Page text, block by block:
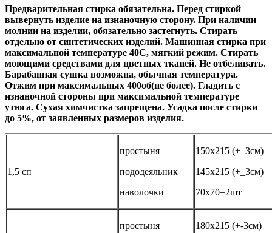
Предварительная стирка обязательна. Перед стиркой
вывернуть изделие на изнаночную сторону. При наличии
молнии на изделии, обязательно застегнуть. Стирать
отдельно от синтетических изделий. Машинная стирка при
максимальной температуре 40С, мягкий режим. Стирать
моющими средствами для цветных тканей. Не отбеливать.
Барабанная сушка возможна, обычная температура.
Отжим при максимальных 400об(не более). Гладить с
изнаночной стороны при максимальной температуре
утюга. Сухая химчистка запрещена. Усадка после стирки
до 5%, от заявленных размеров изделия.
1,5 сп
простыня
пододеяльник
наволочки
150х215 (+_3см)
145х215 (+_3см)
70х70=2шт
простыня 180х215 (+-3см)